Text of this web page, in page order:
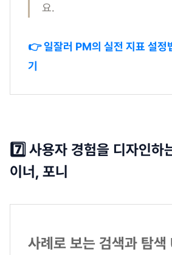
요.
👉 일잘러 PM의 실전 지표 설정
기
7️⃣ 사용자 경험을 디자인하
이너, 포니
사례로 보는 검색과 탐